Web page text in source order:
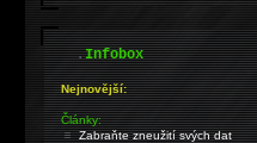
.Infobox
Nejnovější:
Články:
Zabraňte zneužití svých dat